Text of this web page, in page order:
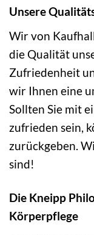
Unsere
Wir von
die Qualität
Zufriedenheit
wir Ihnen eine
Sollten Sie mit
zufrieden sein,
zurückgeben.
sind!
Die Kneipp
Körperpflege